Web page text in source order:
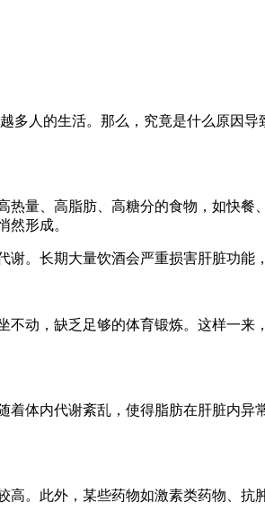
人的生活。那么，究竟是什么原因
量、高脂肪、高糖分的食物，如快
然形成。
。长期大量饮酒会严重损害肝脏功能
动，缺乏足够的体育锻炼。这样一
体内代谢紊乱，使得脂肪在肝脏内
。此外，某些药物如激素类药物、抗